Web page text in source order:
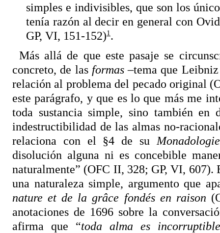
simples e indivisibles, que son los
tenía razón al decir en general con
GP, VI, 151-152)1 .
Más allá de que este pasaje se
concreto, de las formas–tema que Leibniz
relación al problema del pecado original
este parágrafo, y que es lo que más me
toda sustancia simple, sino también
indestructibilidad de las almas no-
relaciona con el §4 de su Monadologie
disolución alguna ni es concebible
naturalmente” (OFC II, 328; GP, VI, 607).
una naturaleza simple, argumento que
nature et de la grâce fondésen raison
anotaciones de 1696 sobre la
afirma que “toda alma es